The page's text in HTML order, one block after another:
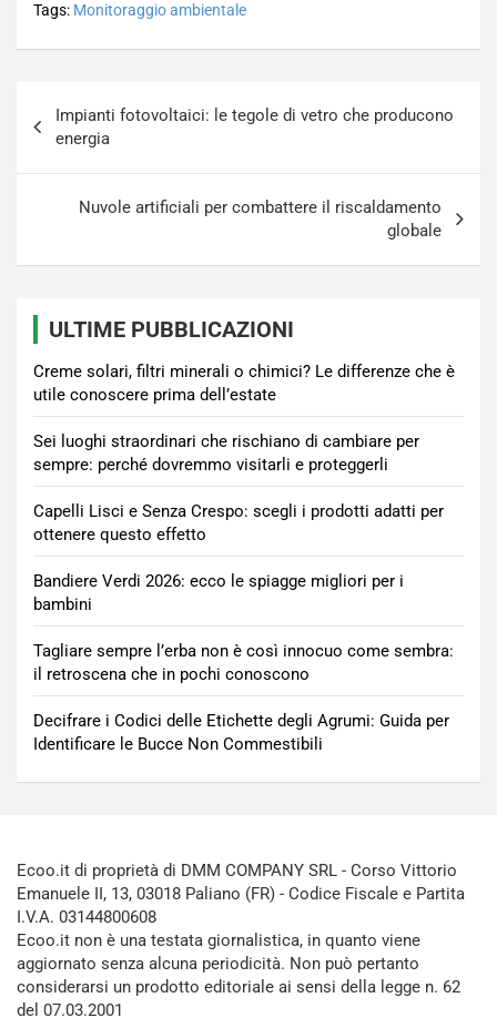
Tags: Monitoraggio ambientale
articoli
Impianti fotovoltaici: le tegole di vetro che producono
energia
Nuvole artificiali per combattere il riscaldamento
globale
ULTIME PUBBLICAZIONI
Creme solari, filtri minerali o chimici? Le differenze che è
utile conoscere prima dell’estate
Sei luoghi straordinari che rischiano di cambiare per
sempre: perché dovremmo visitarli e proteggerli
Capelli Lisci e Senza Crespo: scegli i prodotti adatti per
ottenere questo effetto
Bandiere Verdi 2026: ecco le spiagge migliori per i
bambini
Tagliare sempre l’erba non è così innocuo come sembra:
il retroscena che in pochi conoscono
Decifrare i Codici delle Etichette degli Agrumi: Guida per
Identificare le Bucce Non Commestibili
Ecoo.it di proprietà di DMM COMPANY SRL - Corso Vittorio
Emanuele II, 13, 03018 Paliano (FR) - Codice Fiscale e Partita
I.V.A. 03144800608
Ecoo.it non è una testata giornalistica, in quanto viene
aggiornato senza alcuna periodicità. Non può pertanto
considerarsi un prodotto editoriale ai sensi della legge n. 62
del 07.03.2001